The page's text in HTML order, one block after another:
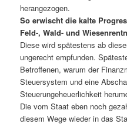
herangezogen.
So erwischt die kalte
Feld-, Wald- und
Diese wird spätestens ab
ungerecht empfunden.
Betroffenen, warum der
Steuersystem und eine
Steuerungeheuerlichkeit
Die vom Staat eben noch
diesem Wege wieder in das